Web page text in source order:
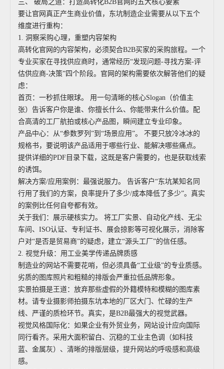
三、 破局之道：打造高转化B2B官网的五大核心要素
要让官网真正产生商业价值，东坑制造企业需要从以下五个
维度进行重构：
1. 洞察采购心理，重塑内容架构
高转化官网的内容架构，必须契合B2B买家的采购旅程。一个
专业买家在寻找供应商时，通常经历“发现问题-寻找方案-评
估供应商-决策”四个阶段。官网的架构需要依次解答他们的疑
虑：
首页：一秒抓住眼球。 用一句清晰的核心Slogan（价值主
张）告诉客户你是谁、你擅长什么、你能带来什么价值。配
合高清的工厂航拍或核心产品图，瞬间建立专业印象。
产品中心：从“参数罗列”到“场景应用”。 不要只放冷冰冰的
规格书，要说明该产品适用于哪些行业、能解决哪些痛点。
提供详细的PDF目录下载，这既是客户需要的，也是获取线索
的诱饵。
解决方案/应用案例：最强说服力。 告诉客户“东坑某知名同
行用了我们的方案，良率提升了多少/成本降低了多少”。真实
的案例比任何自夸都有效。
关于我们：展示硬核实力。 将工厂实景、自动化产线、无尘
车间、ISO认证、专利证书、展会掠影等可视化展示，消除客
户对“是否是贸易商”的疑虑，建立“源头工厂”的信任感。
2. 视觉升级：用工业美学传递品牌质感
制造业的网站不需要花哨，但必须具备“工业级”的专业质感。
劣质的图库照片和粗糙的排版会严重拉低品牌形象。
实景拍摄是王道：放弃那些虚假的外籍模特和模糊的图库素
材。请专业摄影师拍摄东坑本地的厂区大门、忙碌的生产
线、严谨的质检环节。真实，是B2B最强大的视觉武器。
视觉风格国际化：如果企业有外贸业务，网站设计应向国际
同行看齐。采用大面积留白、沉稳的工业主色调（如科技
蓝、金属灰）、清晰的排版层级，提升网站的呼吸感和高级
感。